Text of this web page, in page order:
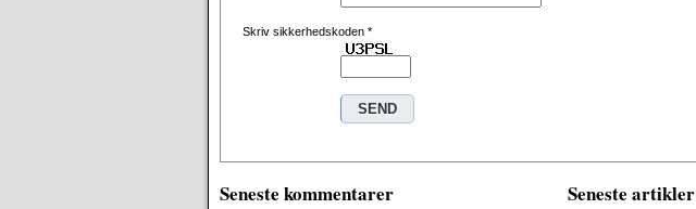
Skriv sikkerhedskoden *
Seneste kommentarer Seneste artikler